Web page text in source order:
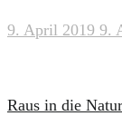
9. April 2019 9.
Raus in die